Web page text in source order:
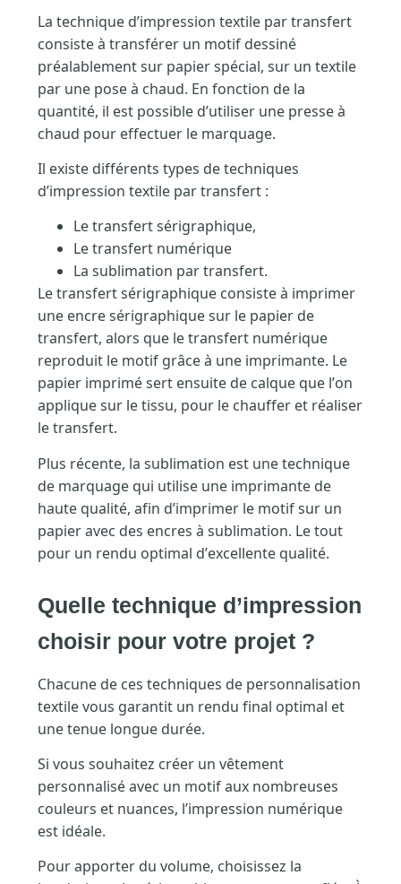
La technique d’impression textile par transfert
consiste à transférer un motif dessiné
préalablement sur papier spécial, sur un textile
par une pose à chaud. En fonction de la
quantité, il est possible d’utiliser une presse à
chaud pour effectuer le marquage.
Il existe différents types de techniques
d’impression textile par transfert :
Le transfert sérigraphique,
Le transfert numérique
La sublimation par transfert.
Le transfert sérigraphique consiste à imprimer
une encre sérigraphique sur le papier de
transfert, alors que le transfert numérique
reproduit le motif grâce à une imprimante. Le
papier imprimé sert ensuite de calque que l’on
applique sur le tissu, pour le chauffer et réaliser
le transfert.
Plus récente, la sublimation est une technique
de marquage qui utilise une imprimante de
haute qualité, afin d’imprimer le motif sur un
papier avec des encres à sublimation. Le tout
pour un rendu optimal d’excellente qualité.
Quelle technique d’impression
choisir pour votre projet ?
Chacune de ces techniques de personnalisation
textile vous garantit un rendu final optimal et
une tenue longue durée.
Si vous souhaitez créer un vêtement
personnalisé avec un motif aux nombreuses
couleurs et nuances, l’impression numérique
est idéale.
Pour apporter du volume, choisissez la